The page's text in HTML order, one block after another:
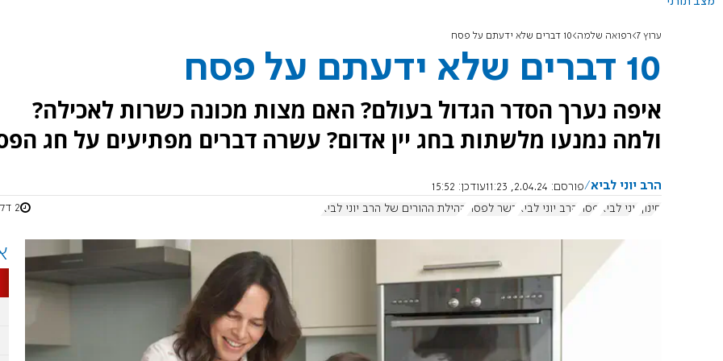
ערוץ 7 רפואה שלמה 10 דברים שלא ידעתם על פסח
10 דברים שלא ידעתם על פסח
איפה נערך הסדר הגדול בעולם? האם מצות מכונה כשרות לאכילה?
ולמה נמנעו מלשתות בחג יין אדום? עשרה דברים מפתיעים על חג
הרב יוני לביא פורסם: 2.04.24, 11:23 עודכן: 15:52
חינוך
יוני לביא פסח הרב יוני לביא כשר לפסח קהילת ההורים של הרב יוני לביא 2 דקות